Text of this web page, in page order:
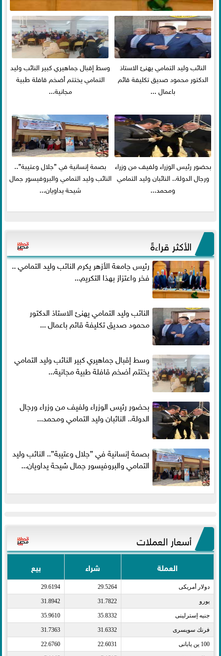
النائب وليد التمامي يهنئ الاستاذ
الدكتور محمود صديق تكليفة قائم
باعمال ...
وسط إقبال جماهيري كبير النائب وليد
التمامي يختتم أضخم قافلة طبية
مجانية...
بحضور رئيس الوزراء ولفيف من وزراء
ورجال الدولة.. النائبان وليد التمامي
ومحمد...
بصمة إنسانية في ”جلال وعتيبة”..
النائب وليد التمامي والبروفيسور جمال
شيحة يداويان...
الأكثر قراءةً
رئيس جامعة الأزهر يكرم النائب وليد التمامي ..
فخر واعتزاز بهذا التكريم...
النائب وليد التمامي يهنئ الاستاذ الدكتور
محمود صديق تكليفة قائم باعمال ...
وسط إقبال جماهيري كبير النائب وليد التمامي
يختتم أضخم قافلة طبية مجانية...
بحضور رئيس الوزراء ولفيف من وزراء ورجال
الدولة.. النائبان وليد التمامي ومحمد...
بصمة إنسانية في ”جلال وعتيبة”.. النائب وليد
التمامي والبروفيسور جمال شيحة يداويان...
أسعار العملات
العملة شراء بيع
دولار أمريكى​ 29.5264
29.6194
يورو​ 31.7822
31.8942
جنيه إسترلينى​ 35.8332
35.9610
فرنك سويسرى​ 31.6332
31.7363
100 ين يابانى​ 22.6031
22.6760